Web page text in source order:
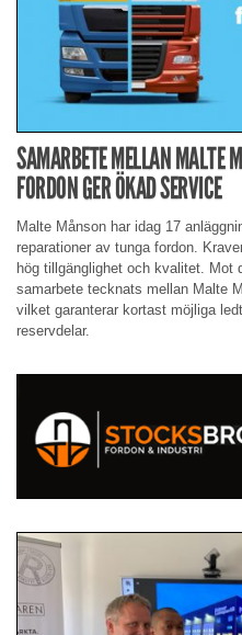
SAMARBETE MELLAN MALTE
FORDON GER ÖKAD SERVICE
Malte Månson har idag 17
reparationer av tunga fordon.
hög tillgänglighet och kvalitet. Mot
samarbete tecknats mellan Malte
vilket garanterar kortast möjliga
reservdelar.